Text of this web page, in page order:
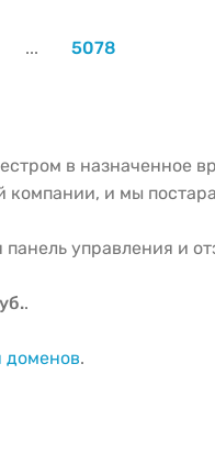
... 5078
в назначенное
и мы
управления и
.
доменов.